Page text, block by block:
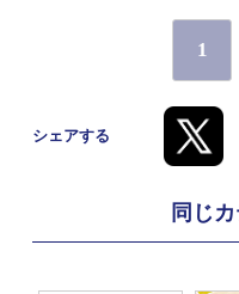
1
シェアする
同じ